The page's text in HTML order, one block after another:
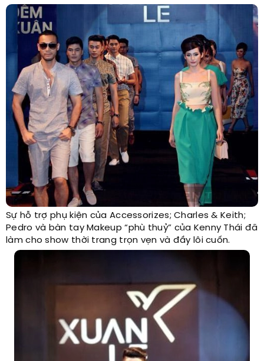
Sự hỗ trợ phụ kiện của Accessorizes; Charles & Keith;
Pedro và bàn tay Makeup “phù thuỷ” của Kenny Thái đã
làm cho show thời trang trọn vẹn và đầy lôi cuốn.